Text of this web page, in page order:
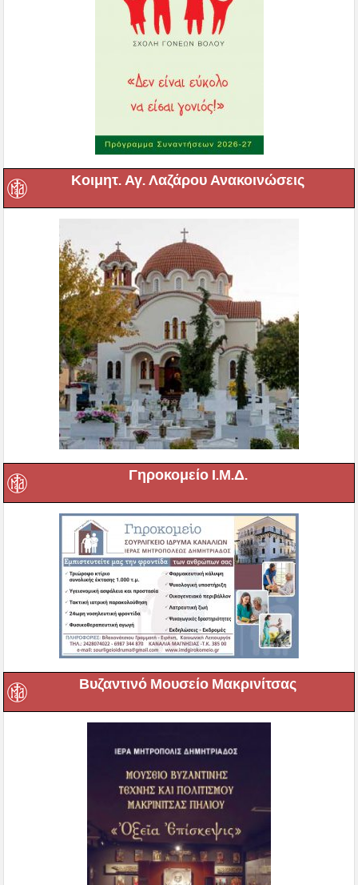
Κοιμητ. Αγ. Λαζάρου Ανακοινώσεις
Γηροκομείο Ι.Μ.Δ.
Βυζαντινό Μουσείο Μακρινίτσας